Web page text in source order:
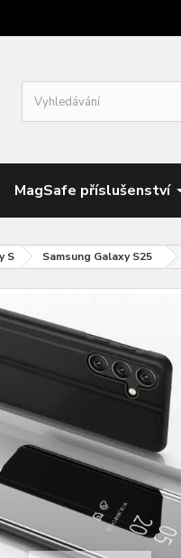
MagSafe příslušenství
S Samsung Galaxy S25